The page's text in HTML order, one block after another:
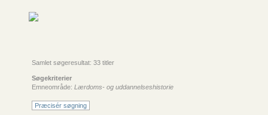
Samlet søgeresultat: 33 titler
Søgekriterier
Emneområde: Lærdoms- og uddannelseshistorie
Præcisér søgning